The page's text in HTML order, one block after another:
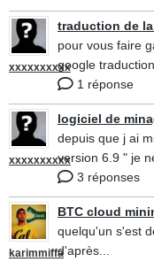
xxxxxxxxxx
traduction de la
pour vous faire
google
1 réponse
xxxxxxxxxx
logiciel de
depuis que j ai
version 6.9 " je
3 réponses
karimmiffa
BTC cloud
quelqu'un s'est
d'après...